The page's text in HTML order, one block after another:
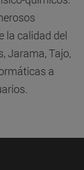
la calidad del
Jarama, Tajo,
a